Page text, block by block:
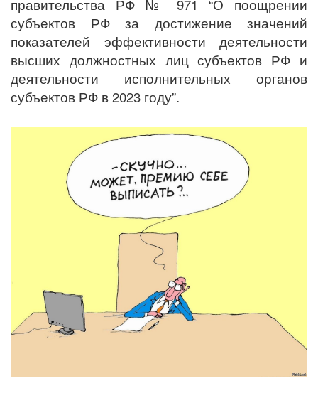
правительства РФ № 971 “О поощрении
субъектов РФ за достижение значений
показателей эффективности деятельности
высших должностных лиц субъектов РФ и
деятельности исполнительных органов
субъектов РФ в 2023 году”.